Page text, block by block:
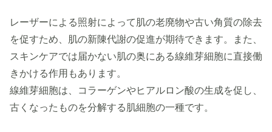
レーザーによる照射によって肌の老廃物や古い角質の除去
を促すため、肌の新陳代謝の促進が期待できます。また、
スキンケアでは届かない肌の奥にある線維芽細胞に直接働
きかける作用もあります。
線維芽細胞は、コラーゲンやヒアルロン酸の生成を促し、
古くなったものを分解する肌細胞の一種です。